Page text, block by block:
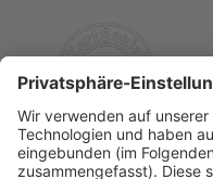
Rechtliches